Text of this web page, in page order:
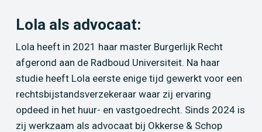
Lola als advocaat:
Lola heeft in 2021 haar master Burgerlijk Recht
afgerond aan de Radboud Universiteit. Na haar
studie heeft Lola eerste enige tijd gewerkt voor een
rechtsbijstandsverzekeraar waar zij ervaring
opdeed in het huur- en vastgoedrecht. Sinds 2024 is
zij werkzaam als advocaat bij Okkerse & Schop